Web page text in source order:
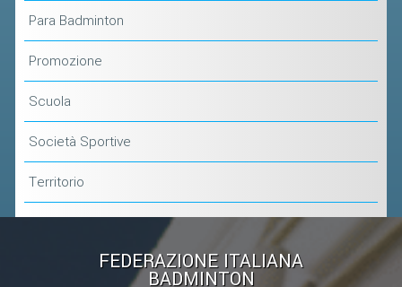
Para Badminton
Promozione
Scuola
Società Sportive
Territorio
FEDERAZIONE ITALIANA
BADMINTON
EVENTI SOSTENIBILI
TESSERAMENTO
REGOLAMENTI
GARE
STAFF TECNICO